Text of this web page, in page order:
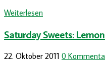
Weiterlesen
Saturday Sweets:
22. Oktober 2011 0